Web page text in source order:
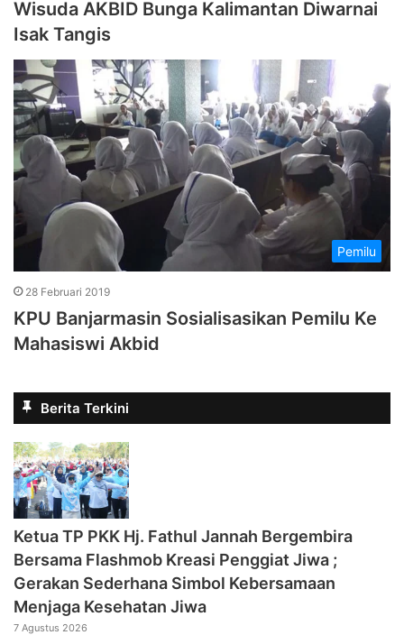
Wisuda AKBID Bunga Kalimantan Diwarnai
Isak Tangis
Pemilu
28 Februari 2019
KPU Banjarmasin Sosialisasikan Pemilu Ke
Mahasiswi Akbid
Berita Terkini
‎Ketua TP PKK Hj. Fathul Jannah Bergembira
Bersama Flashmob Kreasi Penggiat Jiwa ;
Gerakan Sederhana Simbol Kebersamaan
Menjaga Kesehatan Jiwa
7 Agustus 2026